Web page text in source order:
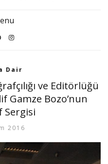
Dair
ve Editörlüğü
Gamze Bozo’nun
Sergisi
2016